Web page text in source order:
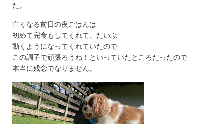
た。
亡くなる前日の夜ごはんは
初めて完食もしてくれて、だいぶ
動くようになってくれていたので
この調子で頑張ろうね！といっていたところだったので
本当に残念でなりません。